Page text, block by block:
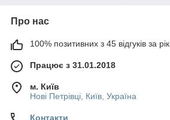
Про нас
100% позитивних з 45 відгуків за рік
Працює з 31.01.2018
м. Київ
Нові Петрівці, Київ, Україна
Контакти